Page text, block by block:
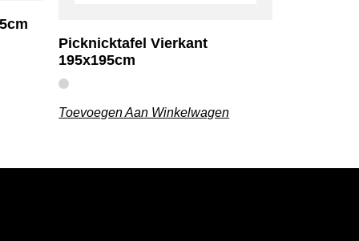
Picknicktafel Vierkant
195x195cm
Toevoegen Aan Winkelwagen